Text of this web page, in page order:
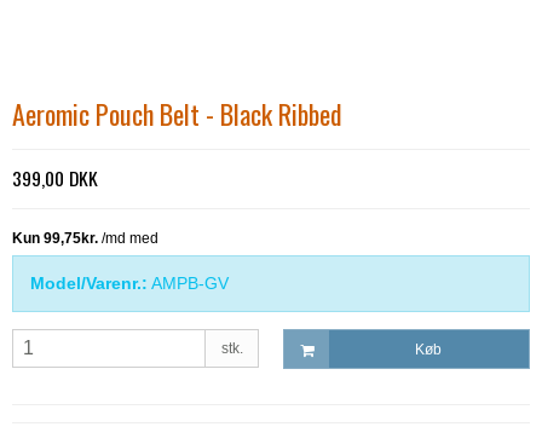
Aeromic Pouch Belt - Black Ribbed
399,00 DKK
Model/Varenr.: AMPB-GV
stk. Køb